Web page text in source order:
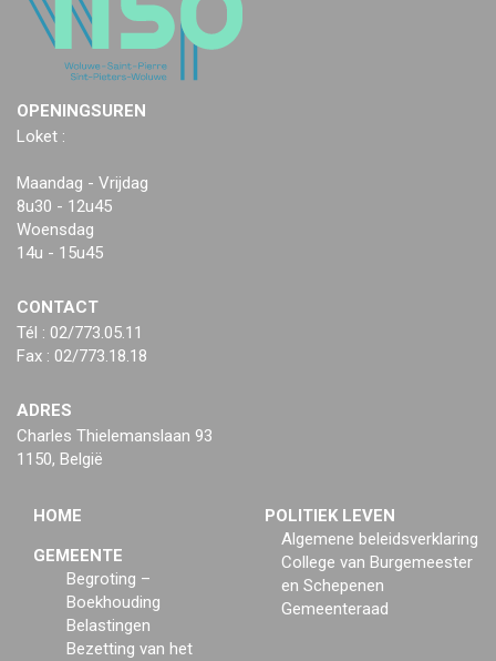
OPENINGSUREN
Loket :
Maandag - Vrijdag
8u30 - 12u45
Woensdag
14u - 15u45
CONTACT
Tél : 02/773.05.11
Fax : 02/773.18.18
ADRES
Charles Thielemanslaan 93
1150, België
HOME
GEMEENTE
Begroting –
Boekhouding
Belastingen
Bezetting van het
POLITIEK LEVEN
Algemene beleidsverklaring
College van Burgemeester
en Schepenen
Gemeenteraad